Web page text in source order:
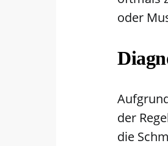
oder
der
die